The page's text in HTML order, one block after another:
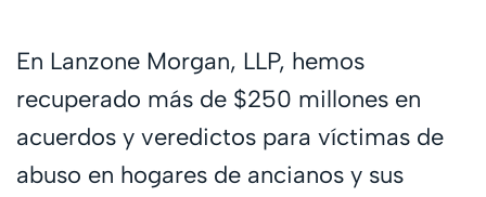
En Lanzone Morgan, LLP, hemos
recuperado más de $250 millones en
acuerdos y veredictos para víctimas de
abuso en hogares de ancianos y sus